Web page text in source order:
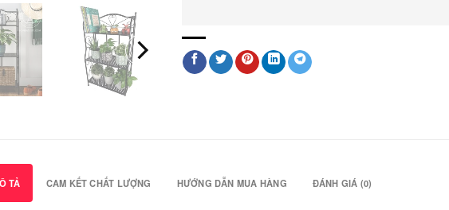
TẢ CAM KẾT CHẤT LƯỢNG HƯỚNG DẪN MUA HÀNG ĐÁNH GIÁ (0)